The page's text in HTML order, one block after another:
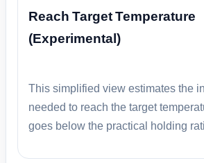
Reach Target Temperature
(Experimental)
This simplified view estimates the
needed to reach the target
goes below the practical holding